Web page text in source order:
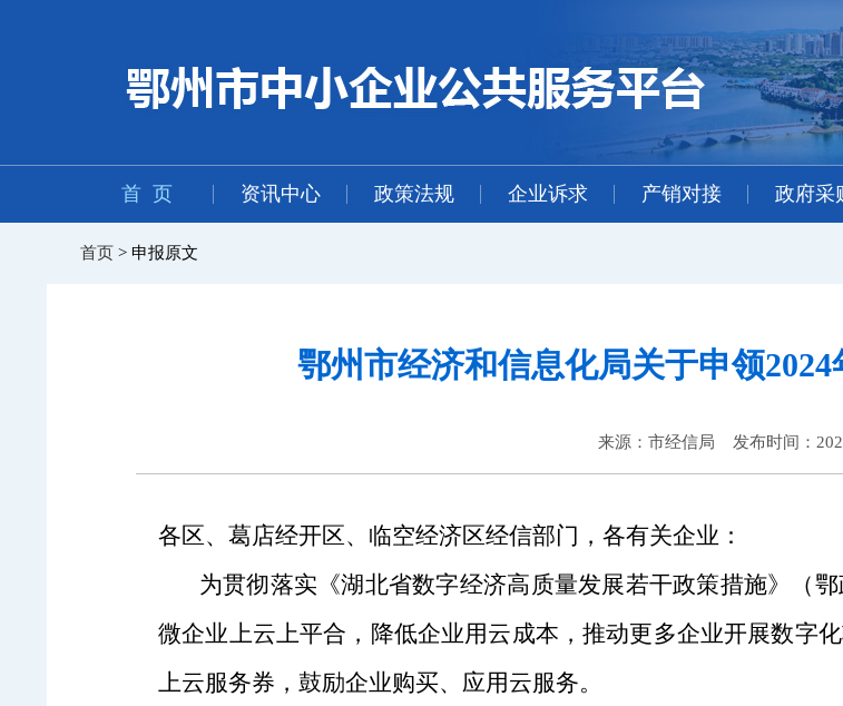
首 页 资讯中心 政策法规 企业诉求 产销对接 政府采
首页 > 申报原文
鄂州市经济和信息化局关于申领
来源：市经信局 发布时间：
各区、葛店经开区、临空经济区经信部门 ，各有关企业：
为贯彻落实《湖北省数字经济高质量发展若干政策措施》（鄂
微企业上云上平合，降低企业用云成本，推动更多企业开展数字
上云服务券 ，鼓励企业购买、 应用云服务。